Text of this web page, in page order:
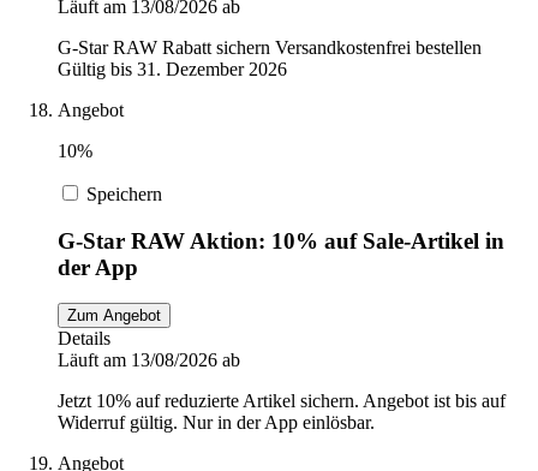
Läuft am 13/08/2026 ab
G-Star RAW Rabatt sichern Versandkostenfrei bestellen
Gültig bis 31. Dezember 2026
Angebot
10%
Speichern
G-Star RAW Aktion: 10% auf Sale-Artikel in
der App
Zum Angebot
Details
Läuft am 13/08/2026 ab
Jetzt 10% auf reduzierte Artikel sichern. Angebot ist bis auf
Widerruf gültig. Nur in der App einlösbar.
Angebot